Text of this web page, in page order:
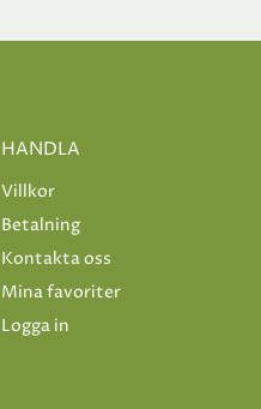
HANDLA
Villkor
Betalning
Kontakta oss
Mina favoriter
Logga in